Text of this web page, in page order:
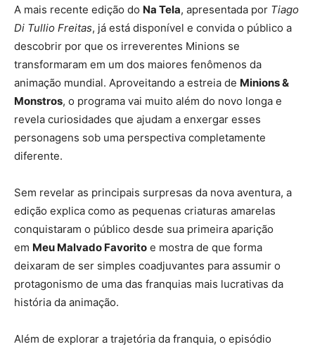
A mais recente edição do Na Tela, apresentada por Tiago
Di Tullio Freitas, já está disponível e convida o público a
descobrir por que os irreverentes Minions se
transformaram em um dos maiores fenômenos da
animação mundial. Aproveitando a estreia de Minions &
Monstros, o programa vai muito além do novo longa e
revela curiosidades que ajudam a enxergar esses
personagens sob uma perspectiva completamente
diferente.
Sem revelar as principais surpresas da nova aventura, a
edição explica como as pequenas criaturas amarelas
conquistaram o público desde sua primeira aparição
em Meu Malvado Favorito e mostra de que forma
deixaram de ser simples coadjuvantes para assumir o
protagonismo de uma das franquias mais lucrativas da
história da animação.
Além de explorar a trajetória da franquia, o episódio